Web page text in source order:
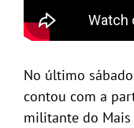
Setor jurídico
CONGRESSOS
GREVE
No último
contou com a
militante do Mais